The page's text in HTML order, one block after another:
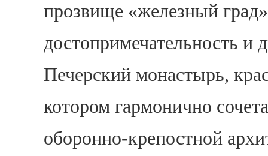
прозвище «железный
достопримечательность
Печерский монастырь,
котором гармонично
оборонно-крепостной
Введите сообщение
Дарья
Добрый день!
Дарьяпечатает...